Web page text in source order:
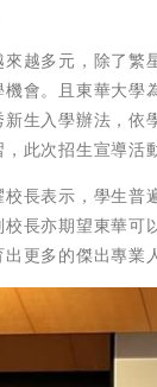
越多元，除了
會。且東華大
生入學辦法，
此次招生宣導活
長表示，學生
長亦期望東華
更多的傑出專業